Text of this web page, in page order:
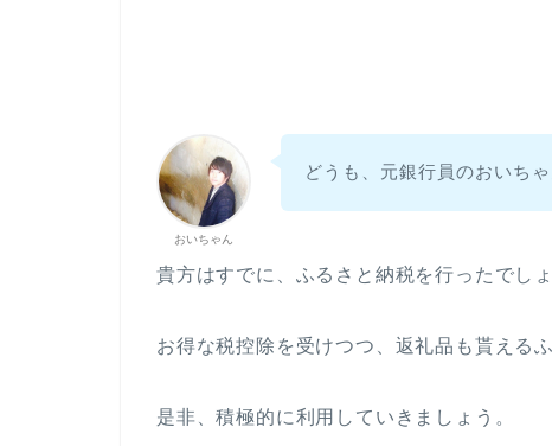
おいちゃん
どうも、元銀行員のおいちゃ
貴方はすでに、ふるさと納税を行ったでし
お得な税控除を受けつつ、返礼品も貰える
是非、積極的に利用していきましょう。